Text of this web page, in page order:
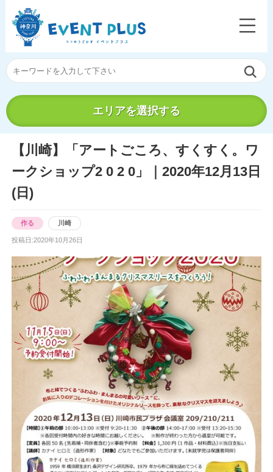
エリアを選択する
【川崎】「アートごころ、すくすく。ワ
ークショップ2 0 2 0」｜2020年12月13日
(日)
作る 川崎
投稿日:2020年10月26日